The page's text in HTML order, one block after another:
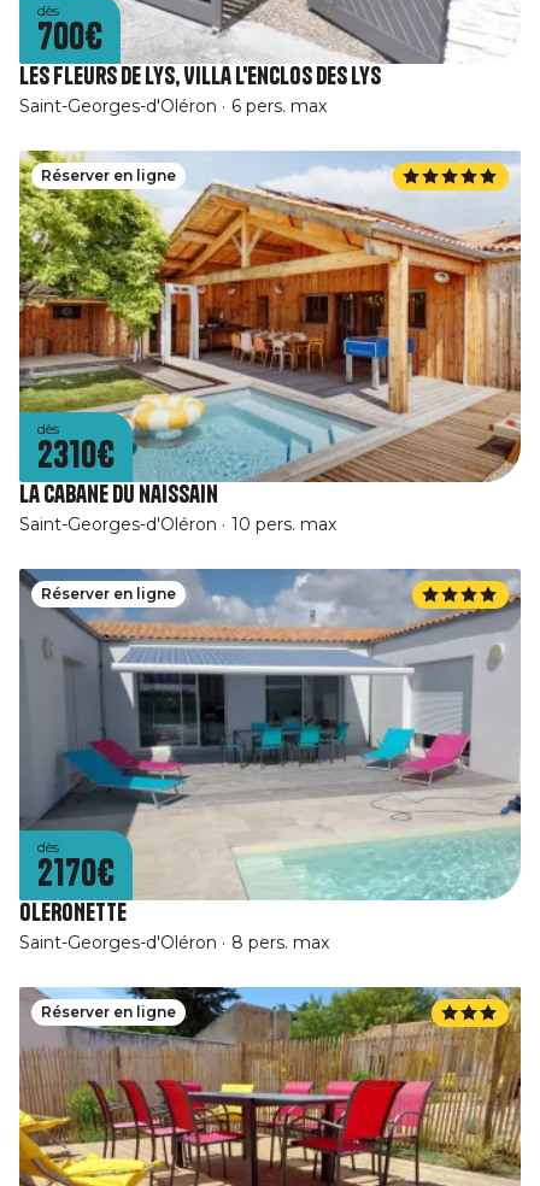
dès
700€
Les Fleurs De Lys, Villa L'Enclos des Lys
Saint-Georges-d'Oléron 6 pers. max
Réserver en ligne
dès
2310€
La cabane du naissain
Saint-Georges-d'Oléron 10 pers. max
Réserver en ligne
dès
2170€
OLERONETTE
Saint-Georges-d'Oléron 8 pers. max
Réserver en ligne